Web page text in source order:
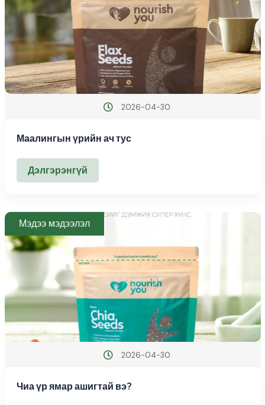
2026-04-30
Маалингын үрийн ач тус
Дэлгэрэнгүй
Мэдээ мэдээлэл
2026-04-30
Чиа үр ямар ашигтай вэ?